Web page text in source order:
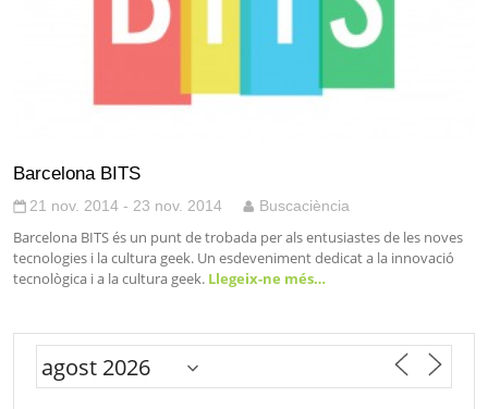
Barcelona BITS
21 nov. 2014 - 23 nov. 2014 Buscaciència
Barcelona BITS és un punt de trobada per als entusiastes de les noves
tecnologies i la cultura geek. Un esdeveniment dedicat a la innovació
tecnològica i a la cultura geek. Llegeix-ne més…